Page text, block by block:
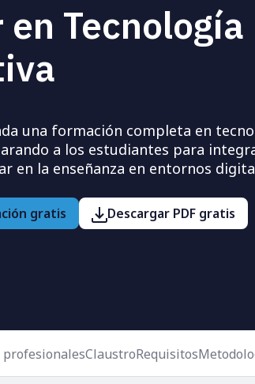
en Tecnología
una formación completa en
a los estudiantes para
en la enseñanza en entornos
gratis Descargar PDF gratis
profesionalesClaustroRequisitos